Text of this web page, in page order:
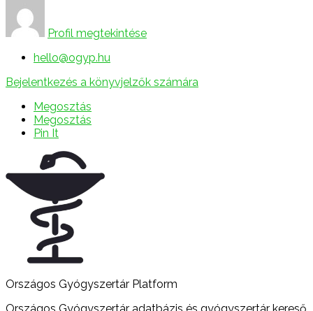
Profil megtekintése
hello@ogyp.hu
Bejelentkezés a könyvjelzők számára
Megosztás
Megosztás
Pin It
Országos Gyógyszertár Platform